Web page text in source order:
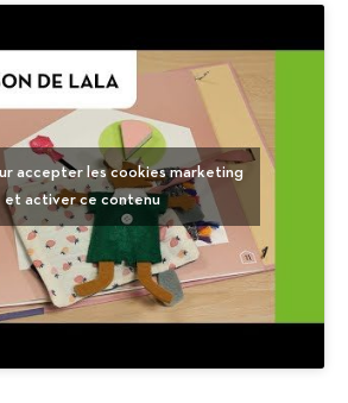
accepter les cookies marketing
et activer ce contenu